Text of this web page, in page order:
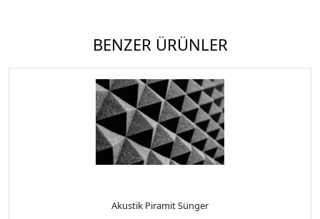
BENZER ÜRÜNLER
Akustik Piramit Sünger